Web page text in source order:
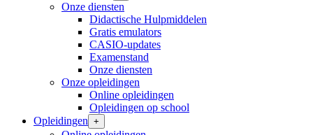
Onze diensten
Didactische Hulpmiddelen
Gratis emulators
CASIO-updates
Examenstand
Onze diensten
Onze opleidingen
Online opleidingen
Opleidingen op school
Opleidingen +